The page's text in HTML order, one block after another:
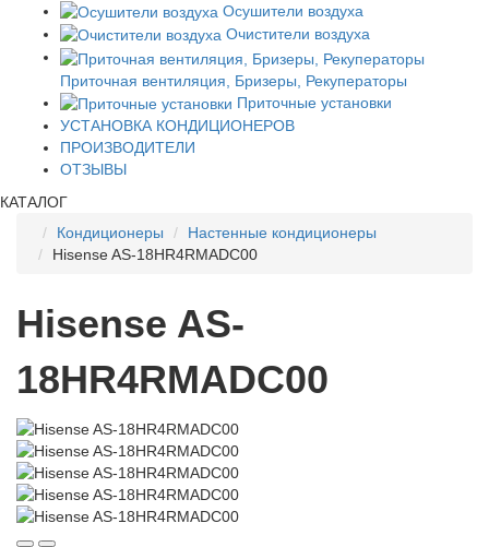
Осушители воздуха
Очистители воздуха
Приточная вентиляция, Бризеры, Рекуператоры
Приточные установки
УСТАНОВКА КОНДИЦИОНЕРОВ
ПРОИЗВОДИТЕЛИ
ОТЗЫВЫ
КАТАЛОГ
Кондиционеры
Настенные кондиционеры
Hisense AS-18HR4RMADC00
Hisense AS-
18HR4RMADC00